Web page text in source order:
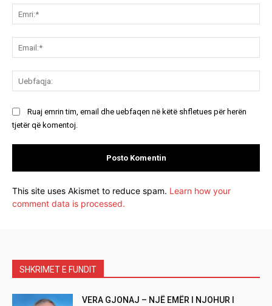
Ruaj emrin tim, email dhe uebfaqen në këtë shfletues për herën
tjetër që komentoj.
This site uses Akismet to reduce spam. Learn how your
comment data is processed.
SHKRIMET E FUNDIT
VERA GJONAJ – NJË EMËR I NJOHUR I